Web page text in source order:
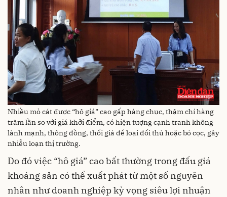
Nhiều mỏ cát được “hô giá” cao gấp hàng chục, thậm chí hàng
trăm lần so với giá khởi điểm, có hiện tượng cạnh tranh không
lành mạnh, thông đồng, thổi giá để loại đối thủ hoặc bỏ cọc, gây
nhiễu loạn thị trường.
Do đó việc “hô giá” cao bất thường trong đấu giá
khoáng sản có thể xuất phát từ một số nguyên
nhân như doanh nghiệp kỳ vọng siêu lợi nhuận